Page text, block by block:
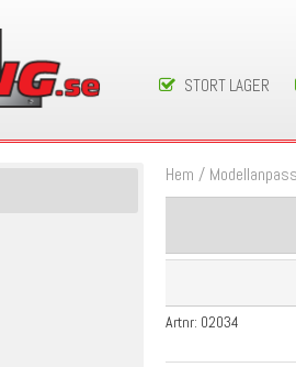
STORT LAGER
Hem /
Artnr: 02034